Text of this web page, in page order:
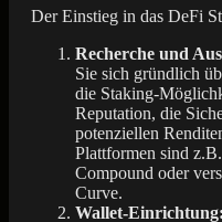
Der Einstieg in das DeFi
Recherche und
Sie sich gründlich
die Staking-
Reputation, die
potenziellen
Plattformen sind
Compound oder
Curve.
Wallet-Einrichtung: